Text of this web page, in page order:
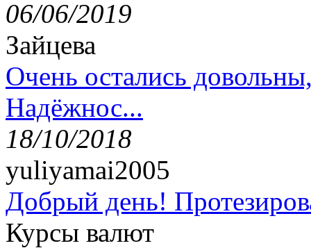
06/06/2019
Зайцева
Очень остались
Надёжнос...
18/10/2018
yuliyamai2005
Добрый день!
Курсы валют